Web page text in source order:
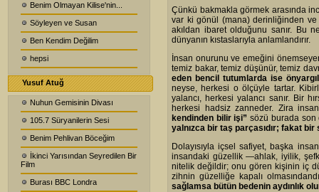
Benim Olmayan Kilise'nin...
Söyleyen ve Susan
Ben Kendim Değilim
hepsi
Yusuf Atuğ
Nuhun Gemisinin Divası
105.7 Süryanilerin Sesi
Benim Pehlivan Böceğim
İkinci Yarısından Seyredilen Bir
Film
Burası BBC Londra
Çünkü bakmakla görmek arasında
var ki gönül (mana) derinliğinden ve
akıldan ibaret olduğunu sanır. Bu
dünyanın kıstaslarıyla anlamlandırır.
İnsan onurunu ve emeğini
temiz bakar, temiz düşünür, temiz
eden bencil tutumlarda ise
neyse, herkesi o ölçüyle tartar.
yalancı, herkesi yalancı sanır. Bir
herkesi hadsiz zanneder. Zira
kendinden bilir işi” sözü burada son
yalnızca bir taş parçasıdır; fakat
Dolayısıyla içsel safiyet, başka
insandaki güzellik —ahlak, iyilik,
nitelik değildir; onu gören kişinin iç
zihnin güzelliğe kapalı
sağlamsa bütün bedenin aydınlık